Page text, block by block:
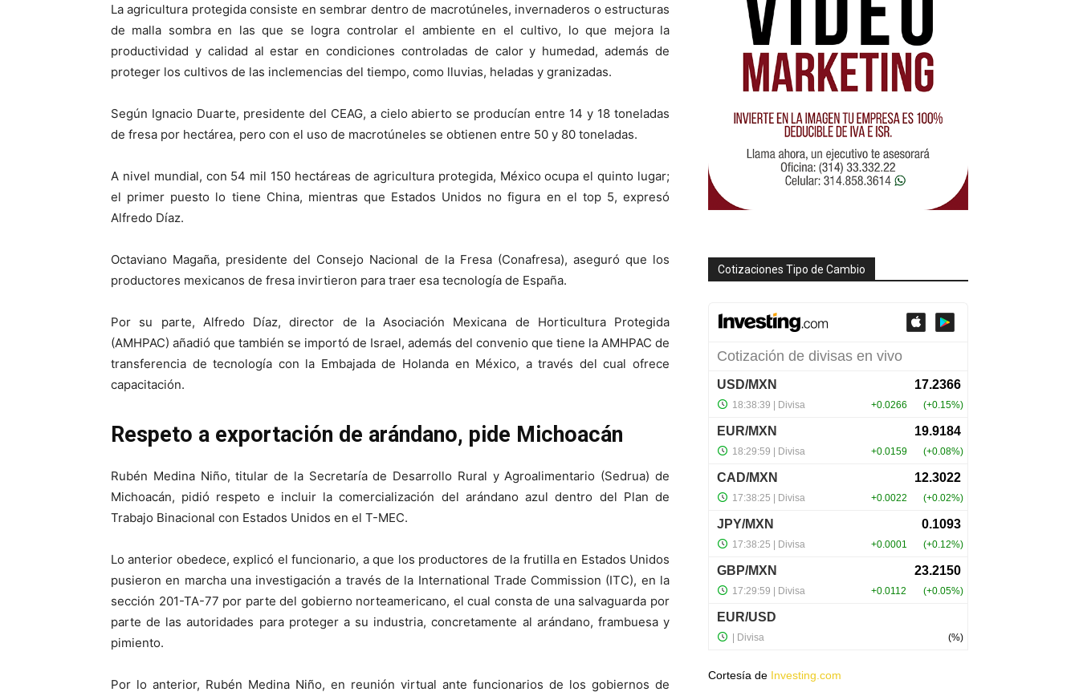
La agricultura protegida consiste en sembrar dentro de macrotúneles, invernaderos o estructuras
de malla sombra en las que se logra controlar el ambiente en el cultivo, lo que mejora la
productividad y calidad al estar en condiciones controladas de calor y humedad, además de
proteger los cultivos de las inclemencias del tiempo, como lluvias, heladas y granizadas.
Según Ignacio Duarte, presidente del CEAG, a cielo abierto se producían entre 14 y 18 toneladas
de fresa por hectárea, pero con el uso de macrotúneles se obtienen entre 50 y 80 toneladas.
A nivel mundial, con 54 mil 150 hectáreas de agricultura protegida, México ocupa el quinto lugar;
el primer puesto lo tiene China, mientras que Estados Unidos no figura en el top 5, expresó
Alfredo Díaz.
Octaviano Magaña, presidente del Consejo Nacional de la Fresa (Conafresa), aseguró que los
productores mexicanos de fresa invirtieron para traer esa tecnología de España.
Por su parte, Alfredo Díaz, director de la Asociación Mexicana de Horticultura Protegida
(AMHPAC) añadió que también se importó de Israel, además del convenio que tiene la AMHPAC de
transferencia de tecnología con la Embajada de Holanda en México, a través del cual ofrece
capacitación.
Respeto a exportación de arándano, pide Michoacán
Rubén Medina Niño, titular de la Secretaría de Desarrollo Rural y Agroalimentario (Sedrua) de
Michoacán, pidió respeto e incluir la comercialización del arándano azul dentro del Plan de
Trabajo Binacional con Estados Unidos en el T-MEC.
Lo anterior obedece, explicó el funcionario, a que los productores de la frutilla en Estados Unidos
pusieron en marcha una investigación a través de la International Trade Commission (ITC), en la
sección 201-TA-77 por parte del gobierno norteamericano, el cual consta de una salvaguarda por
parte de las autoridades para proteger a su industria, concretamente al arándano, frambuesa y
pimiento.
Por lo anterior, Rubén Medina Niño, en reunión virtual ante funcionarios de los gobiernos de
Cotizaciones Tipo de Cambio
Cortesía de Investing.com